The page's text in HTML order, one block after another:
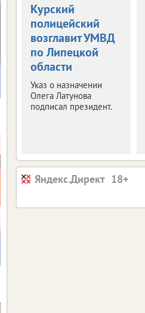
Курский
полицейский
возглавит УМВД
по Липецкой
области
Указ о назначении
Олега Латунова
подписал президент.
Яндекс.Директ